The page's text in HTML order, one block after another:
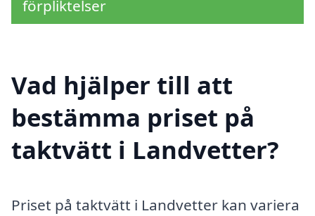
förpliktelser
Vad hjälper till att
bestämma priset på
taktvätt i Landvetter?
Priset på taktvätt i Landvetter kan variera